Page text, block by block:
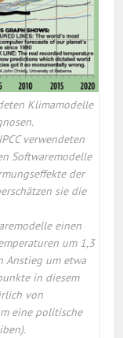
Klimamodelle
verwendeten
Softwaremodelle
der
sie die
einen
um 1,3
Anstieg um etwa
in diesem
von
eine politische